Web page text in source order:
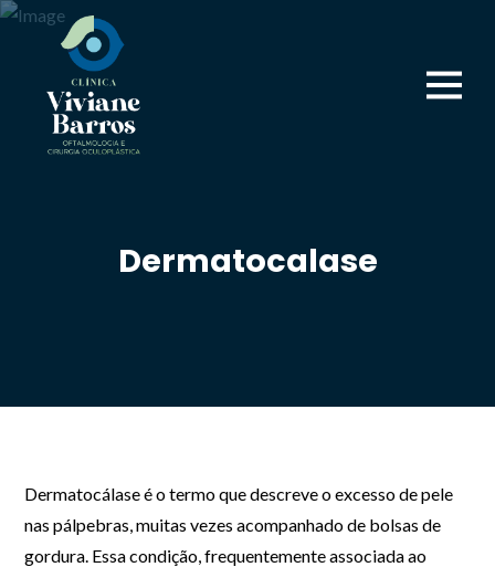
Dermatocalase
Dermatocálaseé o termo que descreve o excesso de pele
nas pálpebras, muitas vezes acompanhado de bolsas de
gordura. Essa condição, frequentemente associada ao